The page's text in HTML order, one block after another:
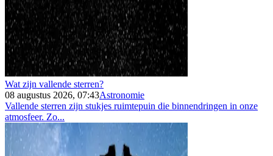
Wat zijn vallende sterren?
08 augustus 2026, 07:43Astronomie
Vallende sterren zijn stukjes ruimtepuin die binnendringen in onze
atmosfeer. Zo...